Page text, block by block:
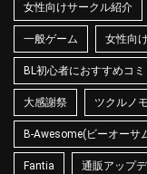
女性向けサークル紹介
一般ゲーム 女性向け
BL初心者におすすめコミ
大感謝祭 ツクルノ
B-Awesome(ビーオーサ
Fantia 通販アップ